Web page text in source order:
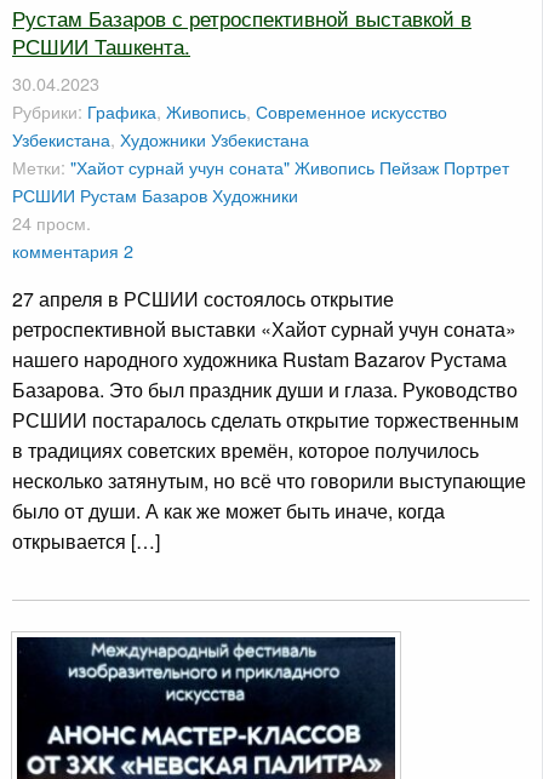
Рустам Базаров с ретроспективной выставкой в
РСШИИ Ташкента.
30.04.2023
Рубрики: Графика, Живопись, Современное искусство
Узбекистана, Художники Узбекистана
Метки: "Хайот сурнай учун соната"Живопись Пейзаж Портрет
РСШИИ Рустам БазаровХудожники
24 просм.
комментария 2
27 апреля в РСШИИ состоялось открытие
ретроспективной выставки «Хайот сурнай учун соната»
нашего народного художника Rustam Bazarov Рустама
Базарова. Это был праздник души и глаза. Руководство
РСШИИ постаралось сделать открытие торжественным
в традициях советских времён, которое получилось
несколько затянутым, но всё что говорили выступающие
было от души. А как же может быть иначе, когда
открывается […]